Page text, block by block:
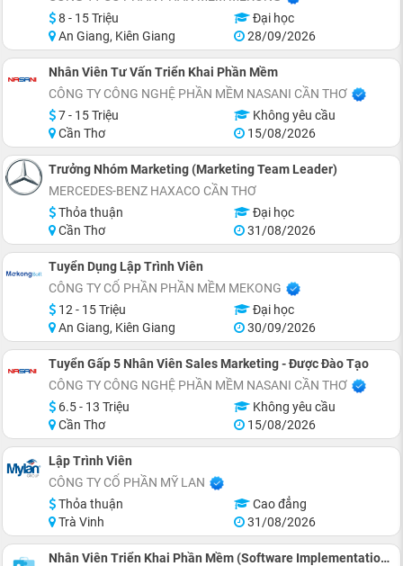
8 - 15 Triệu
Đại học
An Giang, Kiên Giang
28/09/2026
Nhân Viên Tư Vấn Triển Khai Phần Mềm
CÔNG TY CÔNG NGHỆ PHẦN MỀM NASANI CẦN THƠ
7 - 15 Triệu
Không yêu cầu
Cần Thơ
15/08/2026
Trưởng Nhóm Marketing (Marketing Team Leader)
MERCEDES-BENZ HAXACO CẦN THƠ
Thỏa thuận
Đại học
Cần Thơ
31/08/2026
Tuyển Dụng Lập Trình Viên
CÔNG TY CỔ PHẦN PHẦN MỀM MEKONG
12 - 15 Triệu
Đại học
An Giang, Kiên Giang
30/09/2026
Tuyển Gấp 5 Nhân Viên Sales Marketing - Được Đào Tạo
CÔNG TY CÔNG NGHỆ PHẦN MỀM NASANI CẦN THƠ
6.5 - 13 Triệu
Không yêu cầu
Cần Thơ
15/08/2026
Lập Trình Viên
CÔNG TY CỔ PHẦN MỸ LAN
Thỏa thuận
Cao đẳng
Trà Vinh
31/08/2026
Nhân Viên Triển Khai Phần Mềm (Software Implementation Executive)